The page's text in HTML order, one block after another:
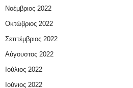
Νοέμβριος 2022
Οκτώβριος 2022
Σεπτέμβριος 2022
Αύγουστος 2022
Ιούλιος 2022
Ιούνιος 2022